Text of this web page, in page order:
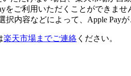
をご利用いただくことができませ
内容などによって、Apple Pay
楽天市場までご連絡 ください。